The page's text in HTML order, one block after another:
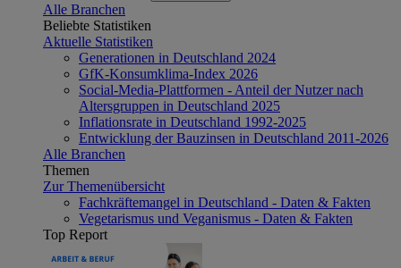
Alle Branchen
Beliebte Statistiken
Aktuelle Statistiken
Generationen in Deutschland 2024
GfK-Konsumklima-Index 2026
Social-Media-Plattformen - Anteil der Nutzer nach
Altersgruppen in Deutschland 2025
Inflationsrate in Deutschland 1992-2025
Entwicklung der Bauzinsen in Deutschland 2011-2026
Alle Branchen
Themen
Zur Themenübersicht
Fachkräftemangel in Deutschland - Daten & Fakten
Vegetarismus und Veganismus - Daten & Fakten
Top Report